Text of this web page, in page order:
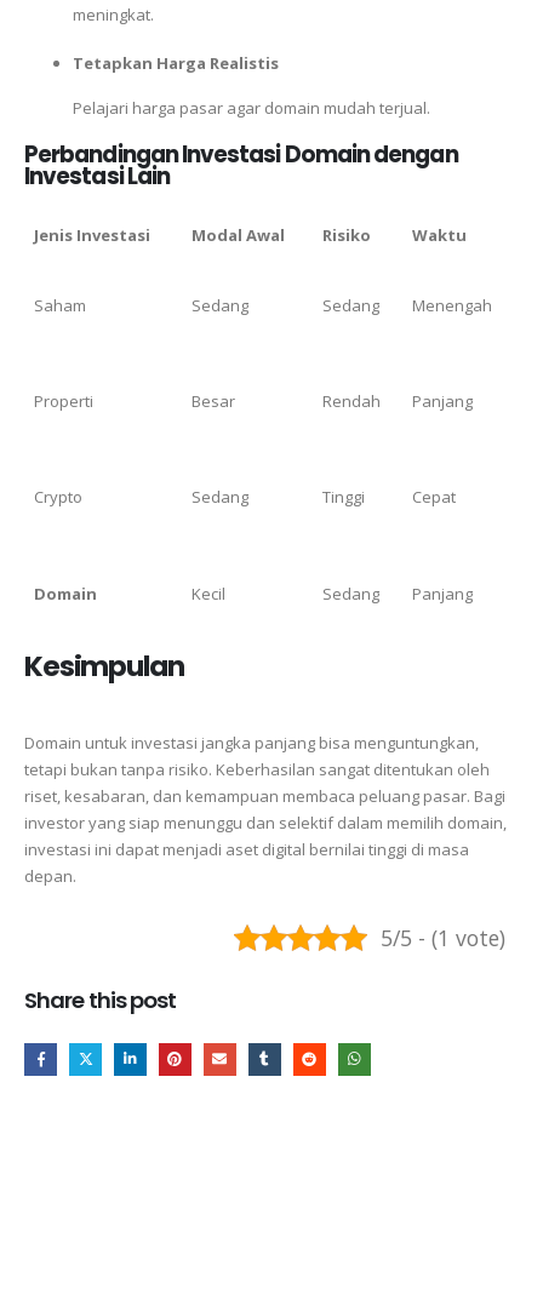
meningkat.
Tetapkan Harga Realistis
Pelajari harga pasar agar domain mudah terjual.
Perbandingan Investasi Domain dengan
Investasi Lain
Jenis Investasi Modal Awal Risiko Waktu
Saham Sedang Sedang Menengah
Properti Besar Rendah Panjang
Crypto Sedang Tinggi Cepat
Domain Kecil Sedang Panjang
Kesimpulan
Domain untuk investasi jangka panjang bisa menguntungkan,
tetapi bukan tanpa risiko. Keberhasilan sangat ditentukan oleh
riset, kesabaran, dan kemampuan membaca peluang pasar. Bagi
investor yang siap menunggu dan selektif dalam memilih domain,
investasi ini dapat menjadi aset digital bernilai tinggi di masa
depan.
5/5 - (1 vote)
Share this post